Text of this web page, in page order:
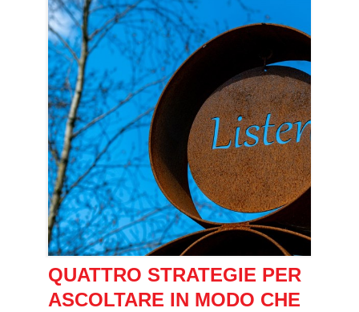
QUATTRO STRATEGIE PER
ASCOLTARE IN MODO CHE